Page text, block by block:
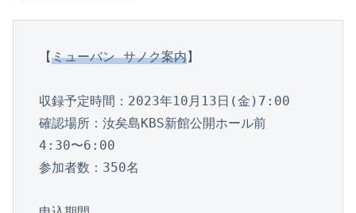
【ミューバン サノク案内】
収録予定時間：2023年10月13日(金)7:00
確認場所：汝矣島KBS新館公開ホール前
4:30〜6:00
参加者数：350名